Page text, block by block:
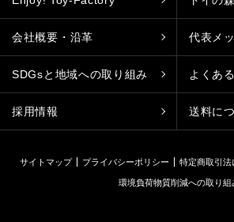
会社概要・沿革 代表メ
SDGsと地域への取り組み よくあ
採用情報 送料に
サイトマップ プライバシーポリシー 特定商取引
環境負荷物質削減への取り組